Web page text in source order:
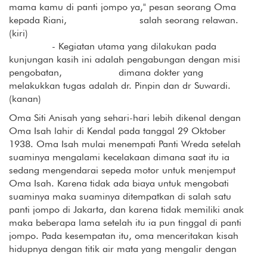
mama kamu di panti jompo ya," pesan seorang Oma
kepada Riani, salah seorang relawan.
(kiri)
- Kegiatan utama yang dilakukan pada
kunjungan kasih ini adalah pengabungan dengan misi
pengobatan, dimana dokter yang
melakukkan tugas adalah dr. Pinpin dan dr Suwardi.
(kanan)
Oma Siti Anisah yang sehari-hari lebih dikenal dengan
Oma Isah lahir di Kendal pada tanggal 29 Oktober
1938. Oma Isah mulai menempati Panti Wreda setelah
suaminya mengalami kecelakaan dimana saat itu ia
sedang mengendarai sepeda motor untuk menjemput
Oma Isah. Karena tidak ada biaya untuk mengobati
suaminya maka suaminya ditempatkan di salah satu
panti jompo di Jakarta, dan karena tidak memiliki anak
maka beberapa lama setelah itu ia pun tinggal di panti
jompo. Pada kesempatan itu, oma menceritakan kisah
hidupnya dengan titik air mata yang mengalir dengan